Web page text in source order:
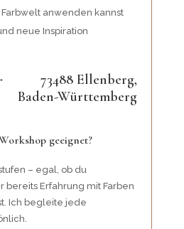
anwenden kannst
neue Inspiration
73488 Ellenberg,
Baden-Württemberg
geeignet?
– egal, ob du
bereits Erfahrung mit Farben
Ich begleite jede